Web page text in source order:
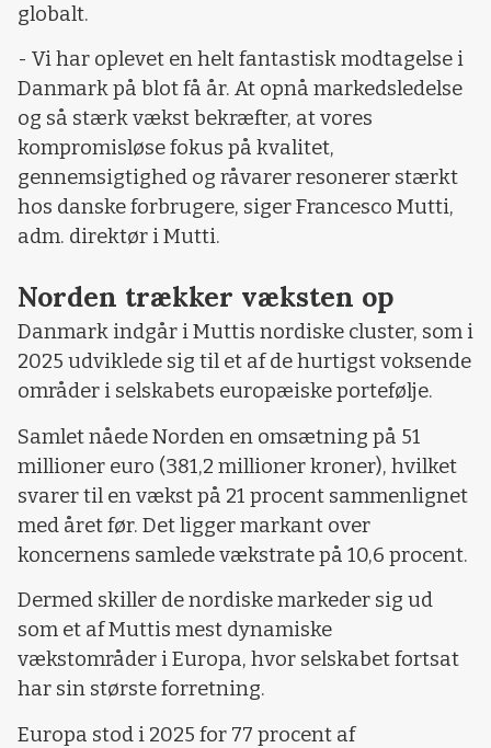
globalt.
- Vi har oplevet en helt fantastisk modtagelse i
Danmark på blot få år. At opnå markedsledelse
og så stærk vækst bekræfter, at vores
kompromisløse fokus på kvalitet,
gennemsigtighed og råvarer resonerer stærkt
hos danske forbrugere, siger Francesco Mutti,
adm. direktør i Mutti.
Norden trækker væksten op
Danmark indgår i Muttis nordiske cluster, som i
2025 udviklede sig til et af de hurtigst voksende
områder i selskabets europæiske portefølje.
Samlet nåede Norden en omsætning på 51
millioner euro (381,2 millioner kroner), hvilket
svarer til en vækst på 21 procent sammenlignet
med året før. Det ligger markant over
koncernens samlede vækstrate på 10,6 procent.
Dermed skiller de nordiske markeder sig ud
som et af Muttis mest dynamiske
vækstområder i Europa, hvor selskabet fortsat
har sin største forretning.
Europa stod i 2025 for 77 procent af